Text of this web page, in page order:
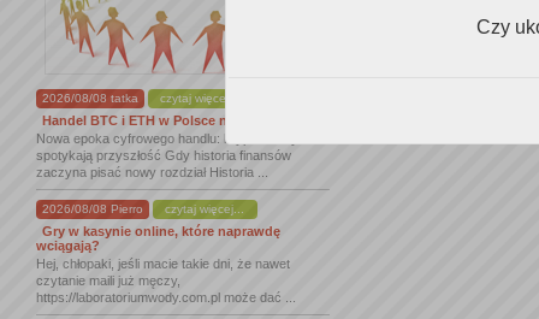
2026/08/08 tatka czytaj więcej...
Handel BTC i ETH w Polsce na nowym ...
Nowa epoka cyfrowego handlu: kryptowaluty
spotykają przyszłość Gdy historia finansów
zaczyna pisać nowy rozdział Historia ...
2026/08/08 Pierro czytaj więcej...
Gry w kasynie online, które naprawdę
wciągają?
Hej, chłopaki, jeśli macie takie dni, że nawet
czytanie maili już męczy,
https://laboratoriumwody.com.pl może dać ...
Czy